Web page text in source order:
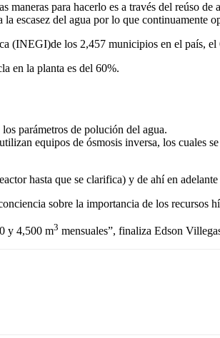
para hacerlo es a través del reúso
escasez del agua por lo que continuamente
los 2,457 municipios en el país,
en la planta es del 60%.
parámetros de polución del agua.
equipos de ósmosis inversa, los cuales
hasta que se clarifica) y de ahí en
sobre la importancia de los recursos
y 4,500 m3 mensuales”, finaliza Edson